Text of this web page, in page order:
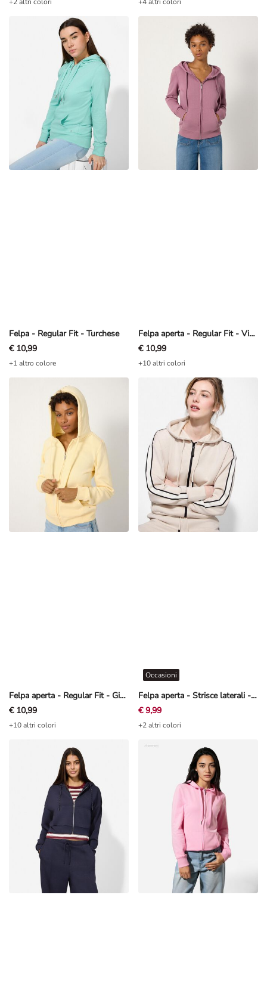
Felpa - Regular Fit - Turchese
€ 10,99
+1 altro colore
Felpa aperta - Regular Fit - Viola chiaro
€ 10,99
+10 altri colori
Felpa aperta - Regular Fit - Giallo chiaro
€ 10,99
+10 altri colori
Felpa aperta - Strisce laterali - Beige
Occasioni
€ 9,99
+2 altri colori